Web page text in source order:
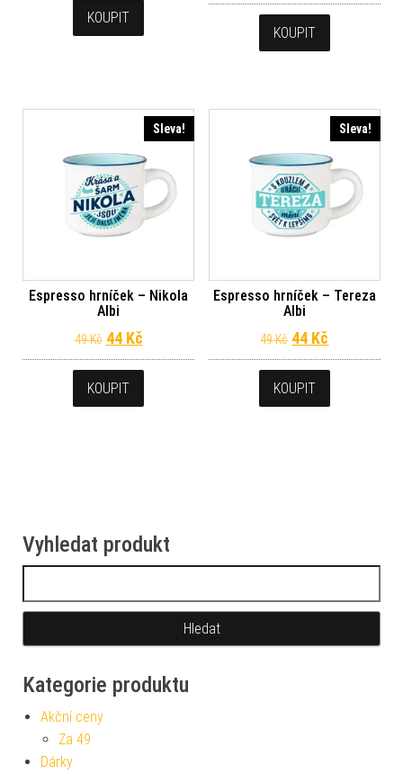
KOUPIT
KOUPIT
Sleva!
Espresso hrníček – Nikola
Albi
49Kč Původní cena byla: 49 Kč.
44 KčAktuální cena je: 44 Kč.
KOUPIT
Sleva!
Espresso hrníček – Tereza
Albi
49Kč Původní cena
44 Kč
KOUPIT
Vyhledat produkt
Kategorie produktu
Akční ceny
Za 49
Dárky